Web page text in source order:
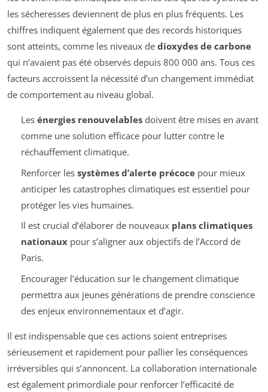
les sécheresses deviennent de plus en plus fréquents. Les
chiffres indiquent également que des records historiques
sont atteints, comme les niveaux de dioxydes de carbone
qui n’avaient pas été observés depuis 800 000 ans. Tous ces
facteurs accroissent la nécessité d’un changement immédiat
de comportement au niveau global.
Les énergies renouvelablesdoivent être mises en avant
comme une solution efficace pour lutter contre le
réchauffement climatique.
Renforcer les systèmes d’alerte précocepour mieux
anticiper les catastrophes climatiques est essentiel pour
protéger les vies humaines.
Il est crucial d’élaborer de nouveaux plans climatiques
nationauxpour s’aligner aux objectifs de l’Accord de
Paris.
Encourager l’éducation sur le changement climatique
permettra aux jeunes générations de prendre conscience
des enjeux environnementaux et d’agir.
Il est indispensable que ces actions soient entreprises
sérieusement et rapidement pour pallier les conséquences
irréversibles qui s’annoncent. La collaboration internationale
est également primordiale pour renforcer l’efficacité de